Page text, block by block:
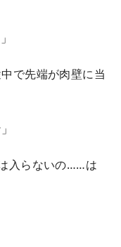
で先端が肉壁に当
入らないの……は